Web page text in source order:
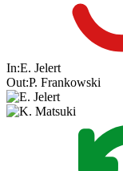
In:E. Jelert
Out:P. Frankowski